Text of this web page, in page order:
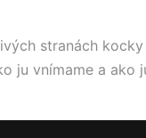
stranách
ju vnímame a